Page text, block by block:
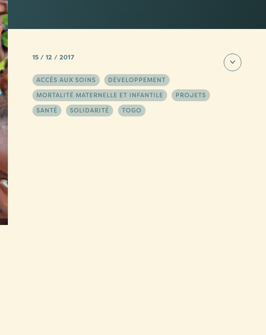
15 / 12 / 2017
ACCÈS AUX SOINS
DÉVELOPPEMENT
MORTALITÉ MATERNELLE ET INFANTILE
PROJETS
SANTÉ
SOLIDARITÉ TOGO